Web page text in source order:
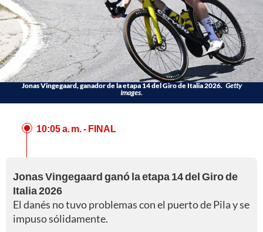
Jonas Vingegaard, ganador de la etapa 14 del Giro de Italia 2026. Getty
Images.
10:05 a. m.- FINAL
Jonas Vingegaard ganó la etapa 14 del Giro de
Italia 2026
El danés no tuvo problemas con el puerto de Pila y se
impuso sólidamente.